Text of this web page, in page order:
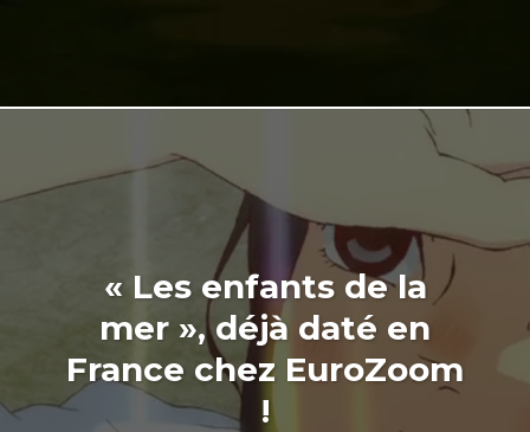
« Les enfants de la
mer », déjà daté en
France chez EuroZoom
!